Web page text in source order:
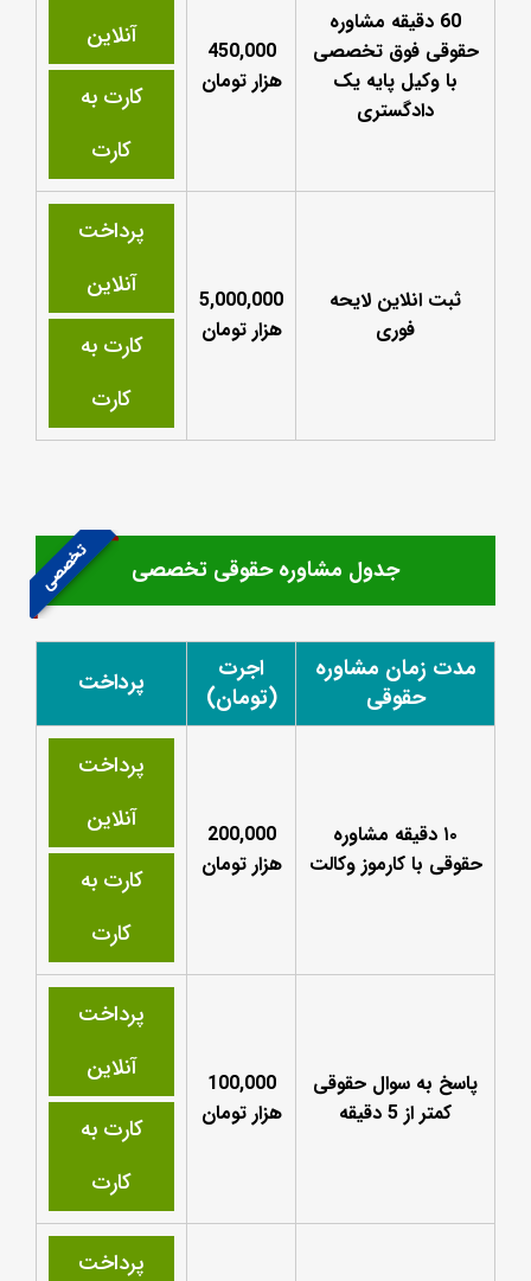
60 دقیقه مشاوره
حقوقی فوق تخصصی
با وکیل پایه یک
دادگستری
450,000
هزار تومان
آنلاین
کارت به
کارت
ثبت انلاین لایحه
فوری
5,000,000
هزار تومان
پرداخت
آنلاین
کارت به
کارت
تخصصی جدول مشاوره حقوقی تخصصی
مدت زمان مشاوره
حقوقی
اجرت
(تومان)
پرداخت
۱۰ دقیقه مشاوره
حقوقی با کارموز وکالت
200,000
هزار تومان
پرداخت
آنلاین
کارت به
کارت
پاسخ به سوال حقوقی
کمتر از 5 دقیقه
100,000
هزار تومان
پرداخت
آنلاین
کارت به
کارت
پرداخت